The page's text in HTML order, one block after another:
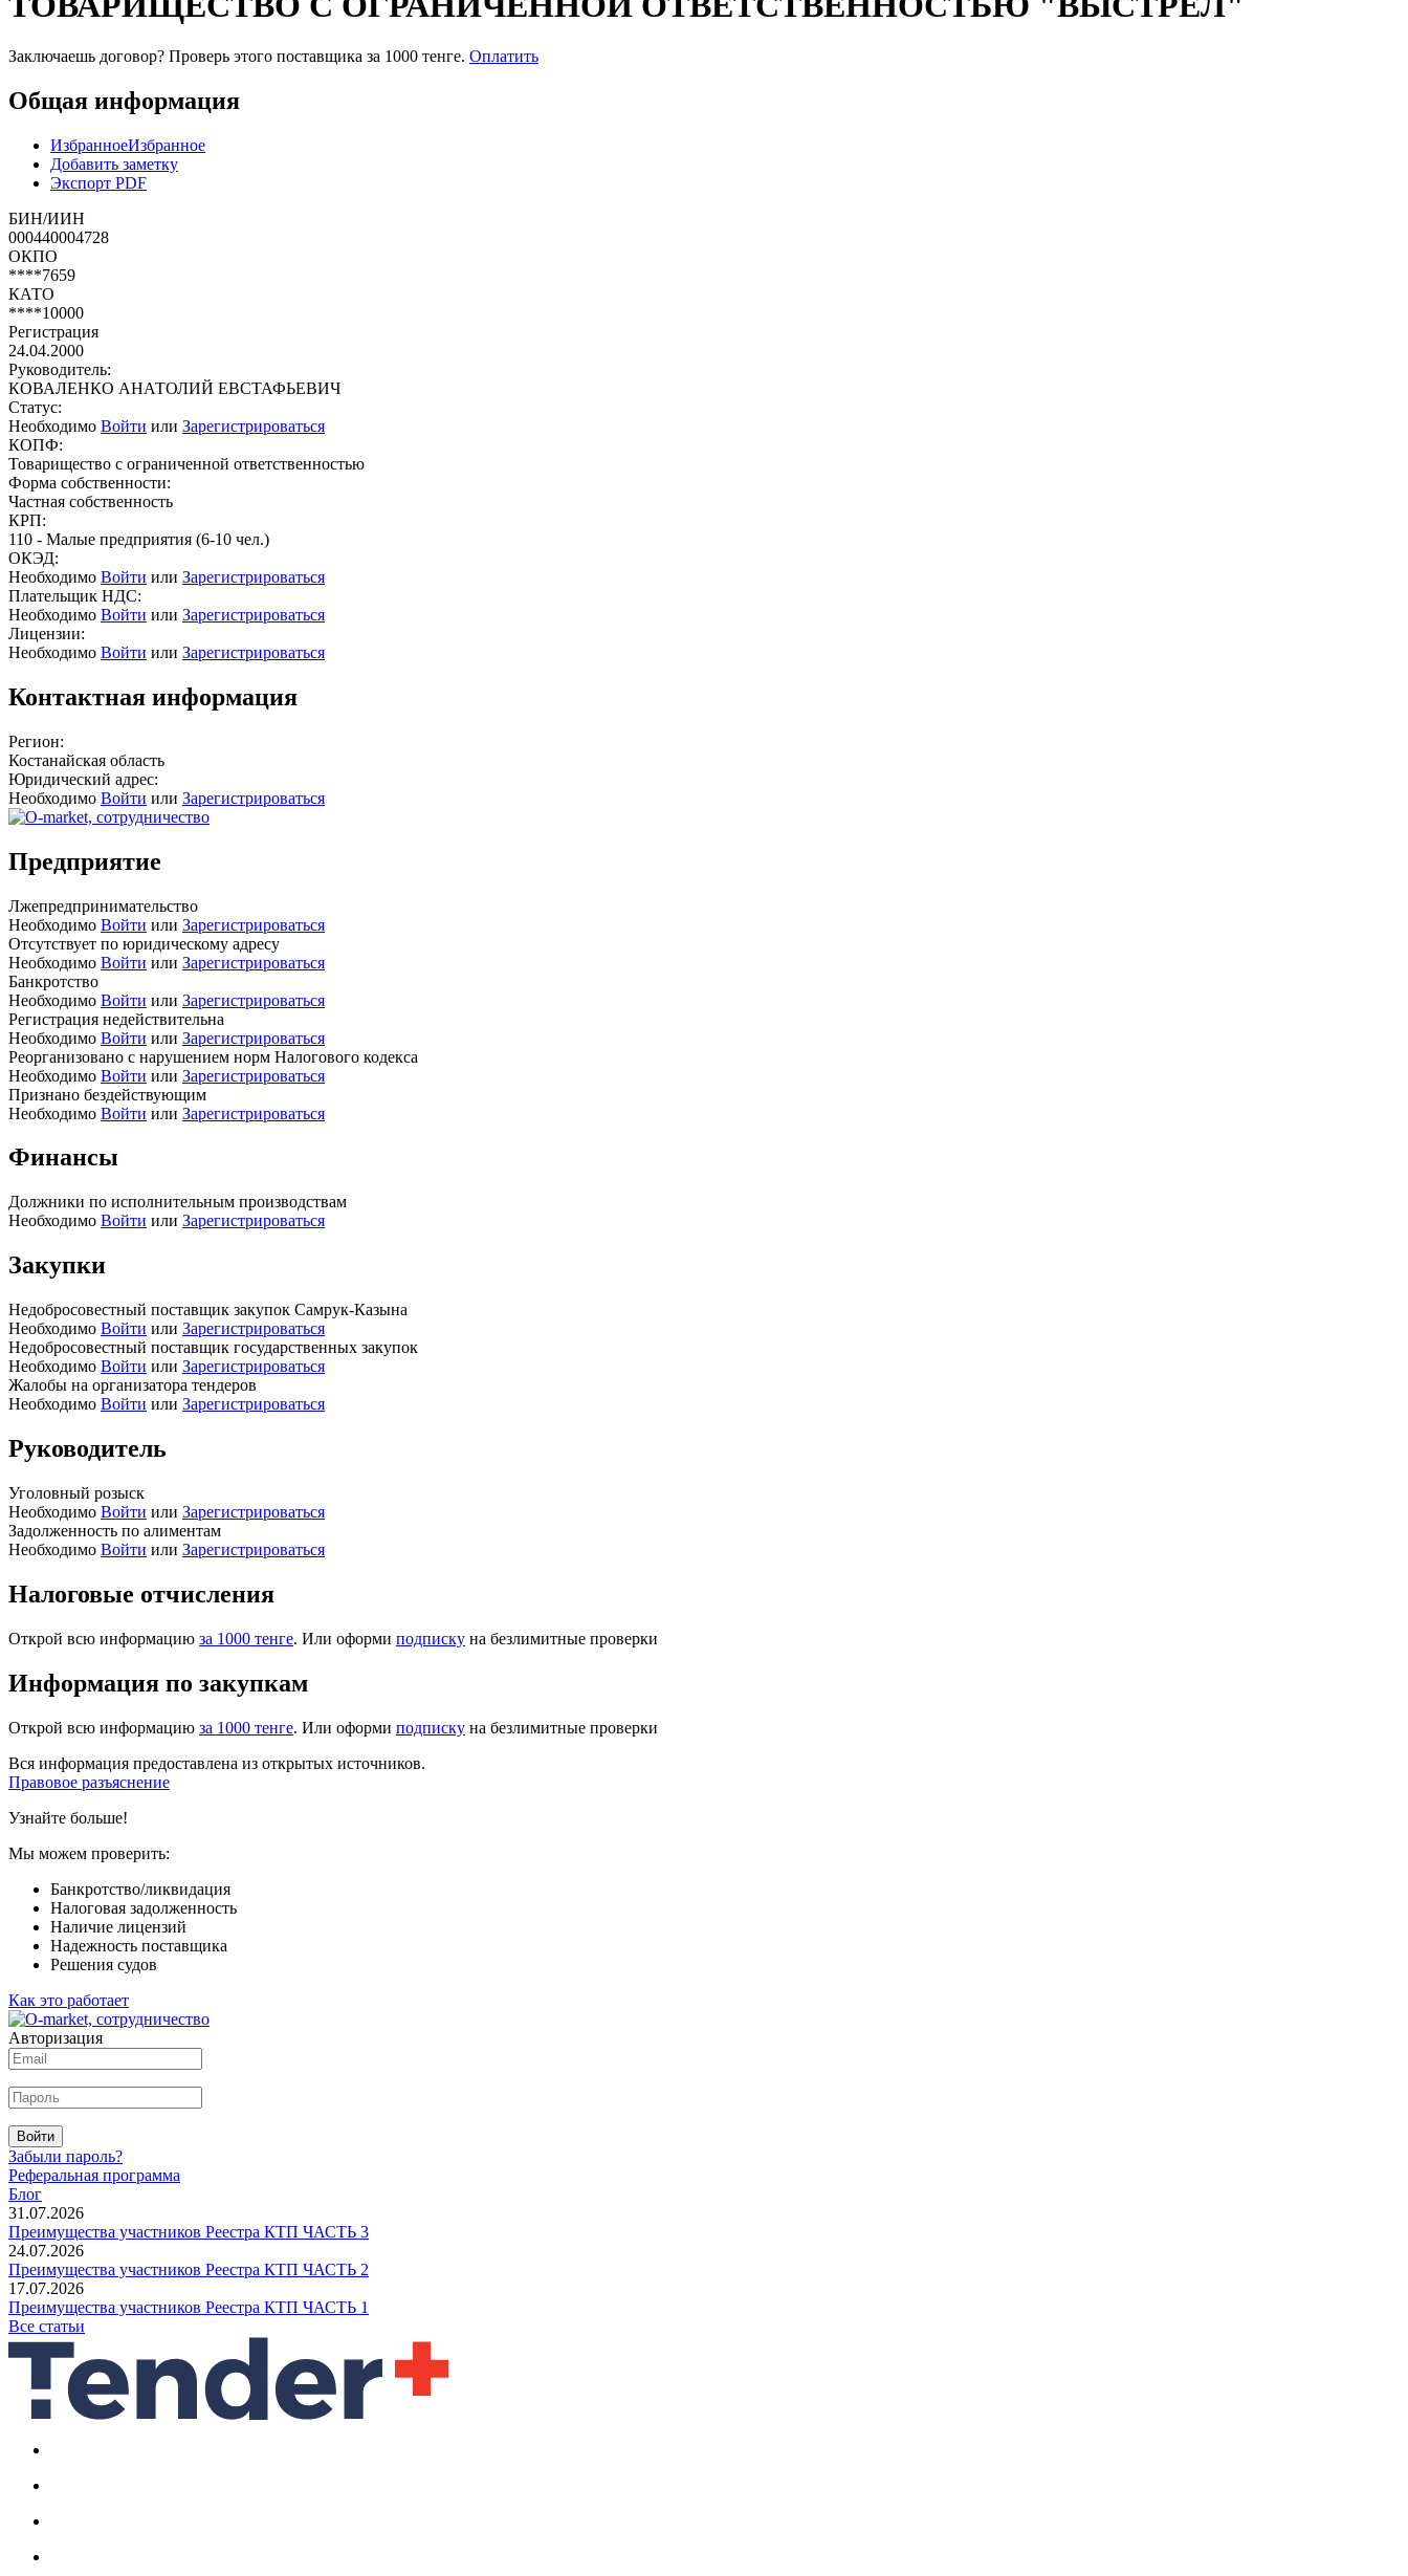
Заключаешь договор? Проверь этого поставщика за 1000 тенге. Оплатить
Общая информация
ИзбранноеИзбранное
Добавить заметку
Экспорт PDF
БИН/ИИН
000440004728
ОКПО
****7659
КАТО
****10000
Регистрация
24.04.2000
Руководитель:
КОВАЛЕНКО АНАТОЛИЙ ЕВСТАФЬЕВИЧ
Статус:
Необходимо Войти или Зарегистрироваться
КОПФ:
Товарищество с ограниченной ответственностью
Форма собственности:
Частная собственность
КРП:
110 - Малые предприятия (6-10 чел.)
ОКЭД:
Необходимо Войти или Зарегистрироваться
Плательщик НДС:
Необходимо Войти или Зарегистрироваться
Лицензии:
Необходимо Войти или Зарегистрироваться
Контактная информация
Регион:
Костанайская область
Юридический адрес:
Необходимо Войти или Зарегистрироваться
Предприятие
Лжепредпринимательство
Необходимо Войти или Зарегистрироваться
Отсутствует по юридическому адресу
Необходимо Войти или Зарегистрироваться
Банкротство
Необходимо Войти или Зарегистрироваться
Регистрация недействительна
Необходимо Войти или Зарегистрироваться
Реорганизовано с нарушением норм Налогового кодекса
Необходимо Войти или Зарегистрироваться
Признано бездействующим
Необходимо Войти или Зарегистрироваться
Финансы
Должники по исполнительным производствам
Необходимо Войти или Зарегистрироваться
Закупки
Недобросовестный поставщик закупок Самрук-Казына
Необходимо Войти или Зарегистрироваться
Недобросовестный поставщик государственных закупок
Необходимо Войти или Зарегистрироваться
Жалобы на организатора тендеров
Необходимо Войти или Зарегистрироваться
Руководитель
Уголовный розыск
Необходимо Войти или Зарегистрироваться
Задолженность по алиментам
Необходимо Войти или Зарегистрироваться
Налоговые отчисления
Открой всю информацию за 1000 тенге. Или оформи подписку на безлимитные проверки
Информация по закупкам
Открой всю информацию за 1000 тенге. Или оформи подписку на безлимитные проверки
Вся информация предоставлена из открытых источников.
Правовое разъяснение
Узнайте больше!
Мы можем проверить:
Банкротство/ликвидация
Налоговая задолженность
Наличие лицензий
Надежность поставщика
Решения судов
Как это работает
Авторизация
Войти
Забыли пароль?
Реферальная программа
Блог
31.07.2026
Преимущества участников Реестра КТП ЧАСТЬ 3
24.07.2026
Преимущества участников Реестра КТП ЧАСТЬ 2
17.07.2026
Преимущества участников Реестра КТП ЧАСТЬ 1
Все статьи